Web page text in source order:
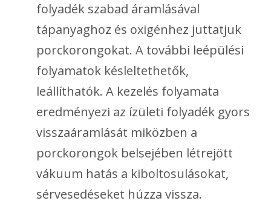
folyadék szabad áramlásával
tápanyaghoz és oxigénhez juttatjuk
porckorongokat. A további leépülési
folyamatok késleltethetők,
leállíthatók. A kezelés folyamata
eredményezi az ízületi folyadék gyors
visszaáramlását miközben a
porckorongok belsejében létrejött
vákuum hatás a kiboltosulásokat,
sérvesedéseket húzza vissza.